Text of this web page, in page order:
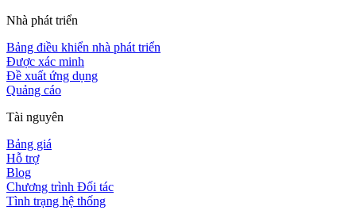
Nhà phát triển
Bảng điều khiển nhà phát triển
Được xác minh
Đề xuất ứng dụng
Quảng cáo
Tài nguyên
Bảng giá
Hỗ trợ
Blog
Chương trình Đối tác
Tình trạng hệ thống